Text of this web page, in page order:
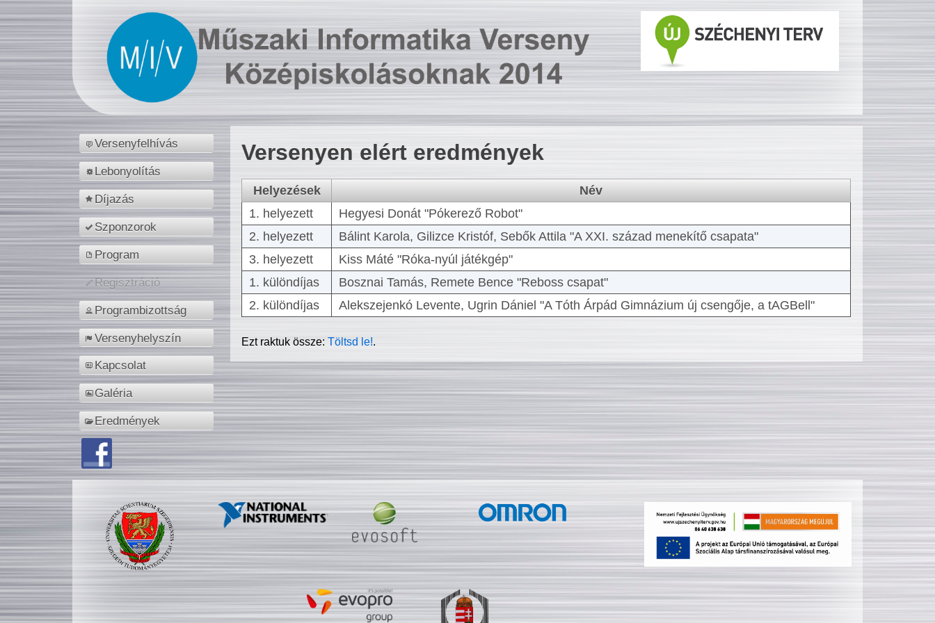
Versenyfelhívás
Lebonyolítás
Díjazás
Szponzorok
Program
Regisztráció
Programbizottság
Versenyhelyszín
Kapcsolat
Galéria
Eredmények
Versenyen elért eredmények
Helyezések
Név
1. helyezett
Hegyesi Donát "Pókerező Robot"
2. helyezett
Bálint Karola, Gilizce Kristóf, Sebők Attila "A XXI. század menekítő csapata"
3. helyezett
Kiss Máté "Róka-nyúl játékgép"
1. különdíjas
Bosznai Tamás, Remete Bence "Reboss csapat"
2. különdíjas
Alekszejenkó Levente, Ugrin Dániel "A Tóth Árpád Gimnázium új csengője, a tAGBell"
Ezt raktuk össze:Töltsd le!.